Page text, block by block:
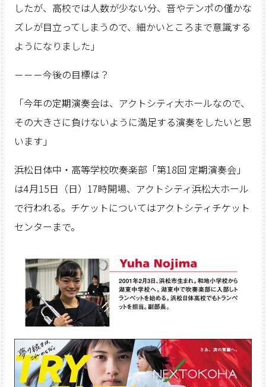
したが、高校では人数が少ない分、音やテンポの僅かな
ズレが目立ってしまうので、細かいところまで意識する
ようになりました」
－－－今後の目標は？
「今年の定期演奏会は、アクトシティ大ホールなので、
その大きさに負けないように満足する演奏をしたいと思
います」
浜松日体中・高等学校吹奏楽部「第18回 定期演奏会」
は4月15日（日）17時開場、アクトシティ浜松大ホール
で行われる。チケットについてはアクトシティチケット
センターまで。